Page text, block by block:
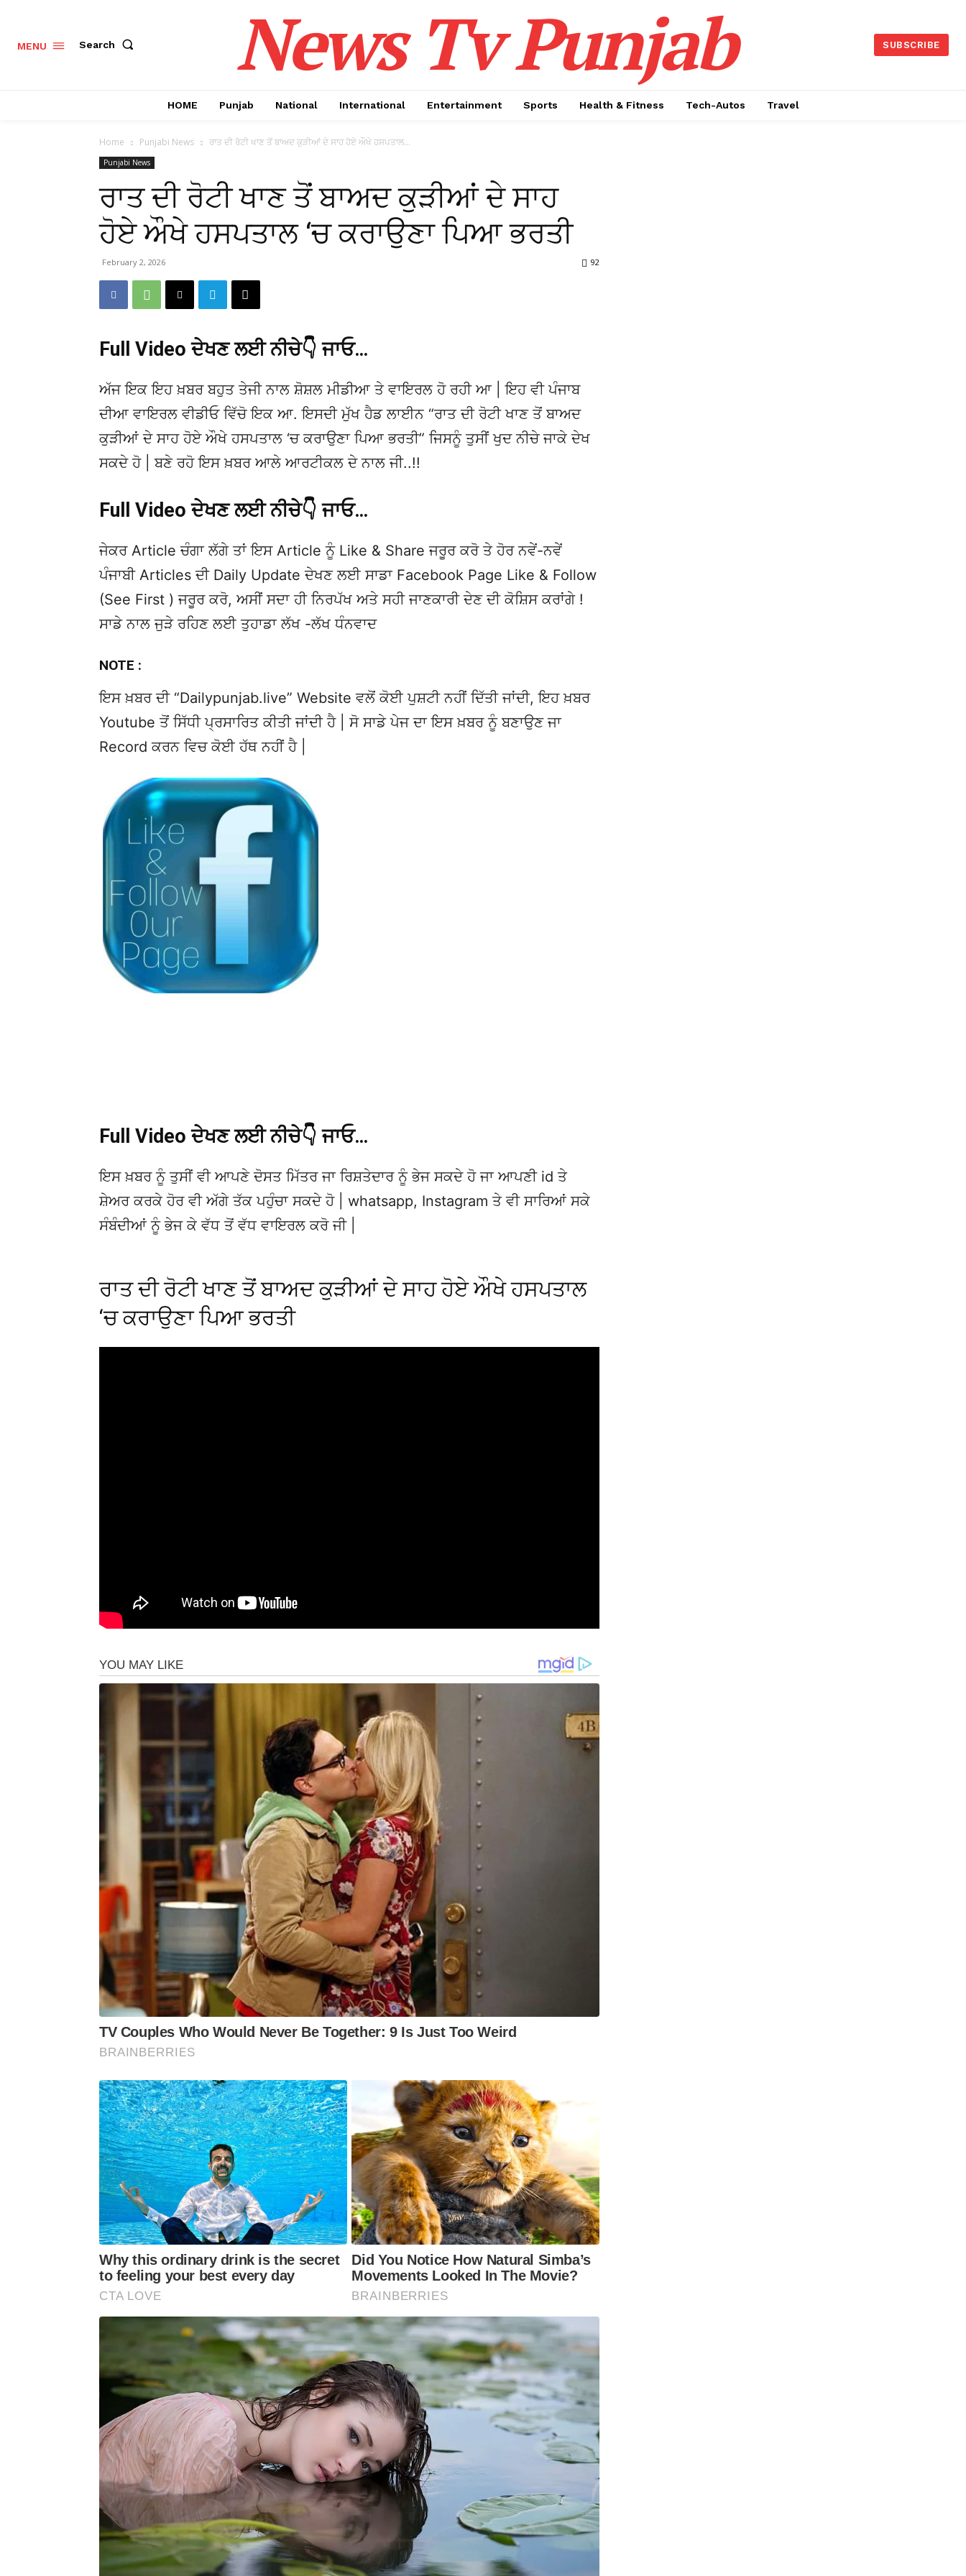
MENU Search News Tv Punjab SUBSCRIBE
HOME Punjab National International Entertainment Sports Health & Fitness Tech-Autos Travel
Home Punjabi News ਰਾਤ ਦੀ ਰੋਟੀ ਖਾਣ ਤੋਂ ਬਾਅਦ ਕੁੜੀਆਂ ਦੇ ਸਾਹ ਹੋਏ ਔਖੇ ਹਸਪਤਾਲ...
Punjabi News
ਰਾਤ ਦੀ ਰੋਟੀ ਖਾਣ ਤੋਂ ਬਾਅਦ ਕੁੜੀਆਂ ਦੇ ਸਾਹ
ਹੋਏ ਔਖੇ ਹਸਪਤਾਲ ‘ਚ ਕਰਾਉਣਾ ਪਿਆ ਭਰਤੀ
February 2, 2026 92
Full Video ਦੇਖਣ ਲਈ ਨੀਚੇ👇 ਜਾਓ…
ਅੱਜ ਇਕ ਇਹ ਖ਼ਬਰ ਬਹੁਤ ਤੇਜੀ ਨਾਲ ਸ਼ੋਸ਼ਲ ਮੀਡੀਆ ਤੇ ਵਾਇਰਲ ਹੋ ਰਹੀ ਆ | ਇਹ ਵੀ ਪੰਜਾਬ
ਦੀਆ ਵਾਇਰਲ ਵੀਡੀਓ ਵਿੱਚੋ ਇਕ ਆ. ਇਸਦੀ ਮੁੱਖ ਹੈਡ ਲਾਈਨ “ਰਾਤ ਦੀ ਰੋਟੀ ਖਾਣ ਤੋਂ ਬਾਅਦ
ਕੁੜੀਆਂ ਦੇ ਸਾਹ ਹੋਏ ਔਖੇ ਹਸਪਤਾਲ ‘ਚ ਕਰਾਉਣਾ ਪਿਆ ਭਰਤੀ” ਜਿਸਨੂੰ ਤੁਸੀਂ ਖੁਦ ਨੀਚੇ ਜਾਕੇ ਦੇਖ
ਸਕਦੇ ਹੋ | ਬਣੇ ਰਹੋ ਇਸ ਖ਼ਬਰ ਆਲੇ ਆਰਟੀਕਲ ਦੇ ਨਾਲ ਜੀ..!!
Full Video ਦੇਖਣ ਲਈ ਨੀਚੇ👇 ਜਾਓ…
ਜੇਕਰ Article ਚੰਗਾ ਲੱਗੇ ਤਾਂ ਇਸ Article ਨੂੰ Like & Share ਜਰੂਰ ਕਰੋ ਤੇ ਹੋਰ ਨਵੇਂ-ਨਵੇਂ
ਪੰਜਾਬੀ Articles ਦੀ Daily Update ਦੇਖਣ ਲਈ ਸਾਡਾ Facebook Page Like & Follow
(See First ) ਜਰੂਰ ਕਰੋ, ਅਸੀਂ ਸਦਾ ਹੀ ਨਿਰਪੱਖ ਅਤੇ ਸਹੀ ਜਾਣਕਾਰੀ ਦੇਣ ਦੀ ਕੋਸ਼ਿਸ ਕਰਾਂਗੇ !
ਸਾਡੇ ਨਾਲ ਜੁੜੇ ਰਹਿਣ ਲਈ ਤੁਹਾਡਾ ਲੱਖ -ਲੱਖ ਧੰਨਵਾਦ
NOTE :
ਇਸ ਖ਼ਬਰ ਦੀ “Dailypunjab.live” Website ਵਲੋਂ ਕੋਈ ਪੁਸ਼ਟੀ ਨਹੀਂ ਦਿੱਤੀ ਜਾਂਦੀ, ਇਹ ਖ਼ਬਰ
Youtube ਤੋਂ ਸਿੱਧੀ ਪ੍ਰਸਾਰਿਤ ਕੀਤੀ ਜਾਂਦੀ ਹੈ | ਸੋ ਸਾਡੇ ਪੇਜ ਦਾ ਇਸ ਖ਼ਬਰ ਨੂੰ ਬਣਾਉਣ ਜਾ
Record ਕਰਨ ਵਿਚ ਕੋਈ ਹੱਥ ਨਹੀਂ ਹੈ |
Full Video ਦੇਖਣ ਲਈ ਨੀਚੇ👇 ਜਾਓ…
ਇਸ ਖ਼ਬਰ ਨੂੰ ਤੁਸੀਂ ਵੀ ਆਪਣੇ ਦੋਸਤ ਮਿੱਤਰ ਜਾ ਰਿਸ਼ਤੇਦਾਰ ਨੂੰ ਭੇਜ ਸਕਦੇ ਹੋ ਜਾ ਆਪਣੀ id ਤੇ
ਸ਼ੇਅਰ ਕਰਕੇ ਹੋਰ ਵੀ ਅੱਗੇ ਤੱਕ ਪਹੁੰਚਾ ਸਕਦੇ ਹੋ | whatsapp, Instagram ਤੇ ਵੀ ਸਾਰਿਆਂ ਸਕੇ
ਸੰਬੰਦੀਆਂ ਨੂੰ ਭੇਜ ਕੇ ਵੱਧ ਤੋਂ ਵੱਧ ਵਾਇਰਲ ਕਰੋ ਜੀ |
ਰਾਤ ਦੀ ਰੋਟੀ ਖਾਣ ਤੋਂ ਬਾਅਦ ਕੁੜੀਆਂ ਦੇ ਸਾਹ ਹੋਏ ਔਖੇ ਹਸਪਤਾਲ
‘ਚ ਕਰਾਉਣਾ ਪਿਆ ਭਰਤੀ